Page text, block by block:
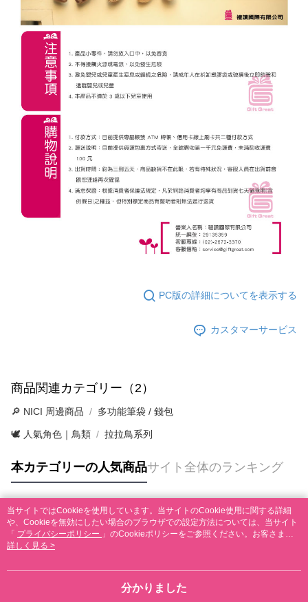
PC版の詳細についてを表示する
カスタマーサービス
商品関連カテゴリー（2）
🔎 NICI 周邊商品 多功能筆袋 / 錢包
🕊️ 人氣角色｜鳥類 拉拉鳥系列
本カテゴリーの人気商品サイト全体のランキング
人気タグ
当サイトではCookieを使用しています。当サイトのCookie使用に関する詳細
や、Cookieを無効にしたい場合のブラウザでの設定方法については、当サイト
「 プライバシーポリシー 」のCookieポリシーをご参照ください。お客さま
が、当サイトを引き続き使用される場合、当社がサイト利用規約のCookieポリ
詳しく見る >
分かりました